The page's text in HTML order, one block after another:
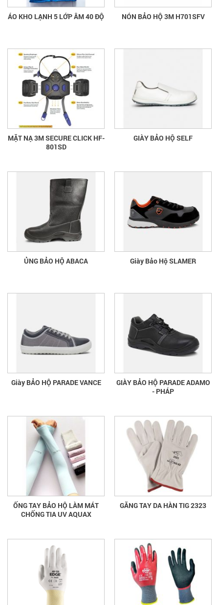
ÁO KHO LẠNH 5 LỚP ÂM 40 ĐỘ NÓN BẢO HỘ 3M H701SFV
MẶT NẠ 3M SECURE CLICK HF-
801SD
GIÀY BẢO HỘ SELF
ỦNG BẢO HỘ ABACA Giày Bảo Hộ SLAMER
Giày BẢO HỘ PARADE VANCE
GIÀY BẢO HỘ PARADE ADAMO
- PHÁP
ỐNG TAY BẢO HỘ LÀM MÁT
CHỐNG TIA UV AQUAX
GĂNG TAY DA HÀN TIG 2323